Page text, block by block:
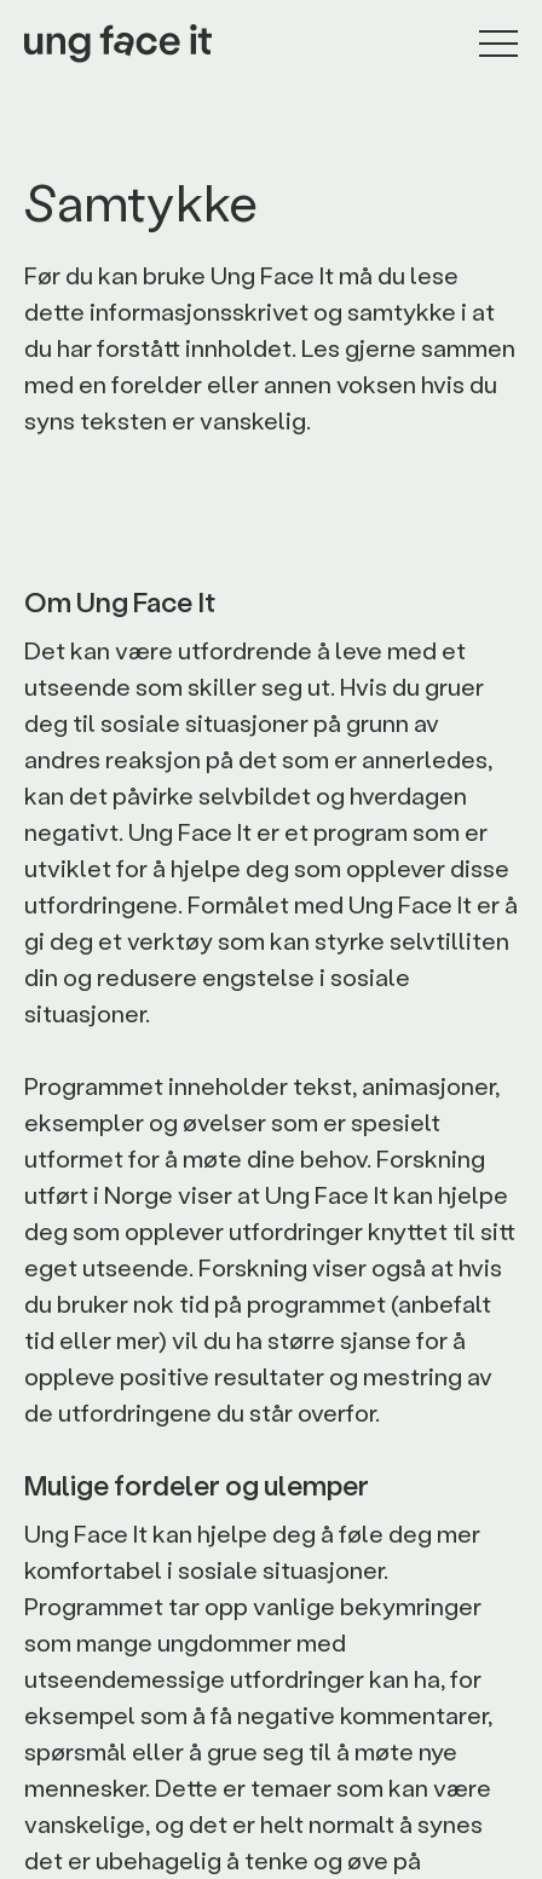
Samtykke
Før du kan bruke Ung Face It må du lese
dette informasjonsskrivet og samtykke i at
du har forstått innholdet. Les gjerne sammen
med en forelder eller annen voksen hvis du
syns teksten er vanskelig.
Om Ung Face It
Det kan være utfordrende å leve med et
utseende som skiller seg ut. Hvis du gruer
deg til sosiale situasjoner på grunn av
andres reaksjon på det som er annerledes,
kan det påvirke selvbildet og hverdagen
negativt. Ung Face It er et program som er
utviklet for å hjelpe deg som opplever disse
utfordringene. Formålet med Ung Face It er å
gi deg et verktøy som kan styrke selvtilliten
din og redusere engstelse i sosiale
situasjoner.
Programmet inneholder tekst, animasjoner,
eksempler og øvelser som er spesielt
utformet for å møte dine behov. Forskning
utført i Norge viser at Ung Face It kan hjelpe
deg som opplever utfordringer knyttet til sitt
eget utseende. Forskning viser også at hvis
du bruker nok tid på programmet (anbefalt
tid eller mer) vil du ha større sjanse for å
oppleve positive resultater og mestring av
de utfordringene du står overfor.
Mulige fordeler og ulemper
Ung Face It kan hjelpe deg å føle deg mer
komfortabel i sosiale situasjoner.
Programmet tar opp vanlige bekymringer
som mange ungdommer med
utseendemessige utfordringer kan ha, for
eksempel som å få negative kommentarer,
spørsmål eller å grue seg til å møte nye
mennesker. Dette er temaer som kan være
vanskelige, og det er helt normalt å synes
det er ubehagelig å tenke og øve på